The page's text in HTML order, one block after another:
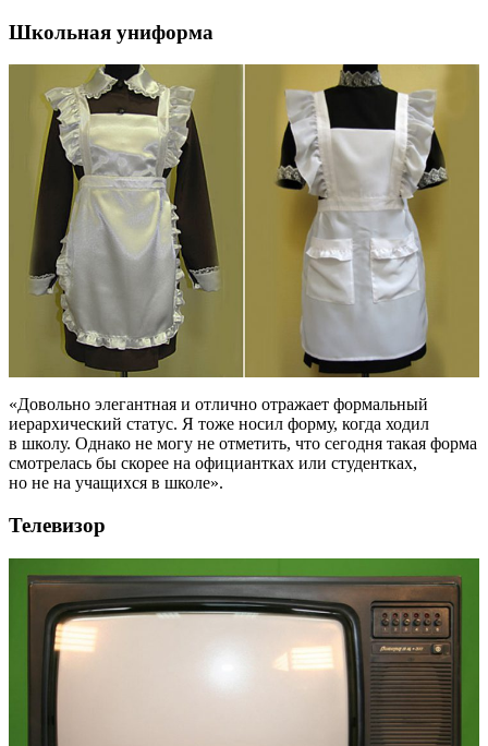
Школьная униформа
«Довольно элегантная и отлично отражает формальный
иерархический статус. Я тоже носил форму, когда ходил
в школу. Однако не могу не отметить, что сегодня такая форма
смотрелась бы скорее на официантках или студентках,
но не на учащихся в школе».
Телевизор